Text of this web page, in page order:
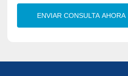
ENVIAR CONSULTA AHORA